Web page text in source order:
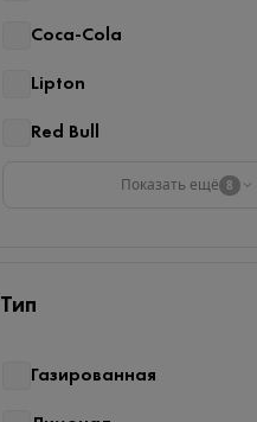
Coca-Cola
Lipton
Red Bull
Показать ещё 8
Тип
Газированная